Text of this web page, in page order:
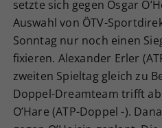
setzte sich gegen Osgar
Auswahl von ÖTV-
Sonntag nur noch einen
fixieren. Alexander Erler
zweiten Spieltag gleich zu
Doppel-Dreamteam trifft ab
O’Hare (ATP-Doppel -).